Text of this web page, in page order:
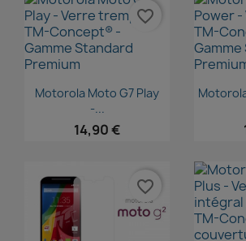
Aperçu rapide
Motorola Moto G7 Play
-...
14,90 €
favorite_border

favorite_border